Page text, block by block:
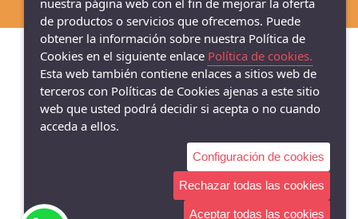
nuestra página web con el fin de mejorar la oferta
de productos o servicios que ofrecemos. Puede
obtener la información sobre nuestra Política de
Cookies en el siguiente enlace Política de cookies.
Esta web también contiene enlaces a sitios web de
terceros con Políticas de Cookies ajenas a este sitio
web que usted podrá decidir si acepta o no cuando
acceda a ellos.
Configuración de cookies
Rechazar todas las cookies
Aceptar todas las cookies